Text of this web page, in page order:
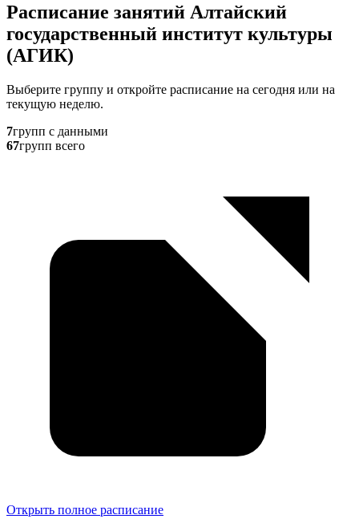
Расписание занятий Алтайский
государственный институт культуры
(АГИК)
Выберите группу и откройте расписание на сегодня или на
текущую неделю.
7групп с данными
67групп всего
Открыть полное расписание